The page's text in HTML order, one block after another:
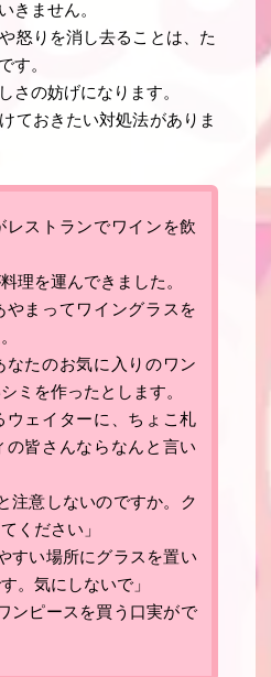
きません。
怒りを消し去ることは、た
す。
さの妨げになります。
ておきたい対処法がありま
レストランでワインを飲
理を運んできました。
やまってワイングラスを
なたのお気に入りのワン
ミを作ったとします。
ウェイターに、ちょこ札
の皆さんならなんと言い
注意しないのですか。ク
ください 」
すい場所にグラスを置い
。気にしないで」
ンピースを買う口実がで